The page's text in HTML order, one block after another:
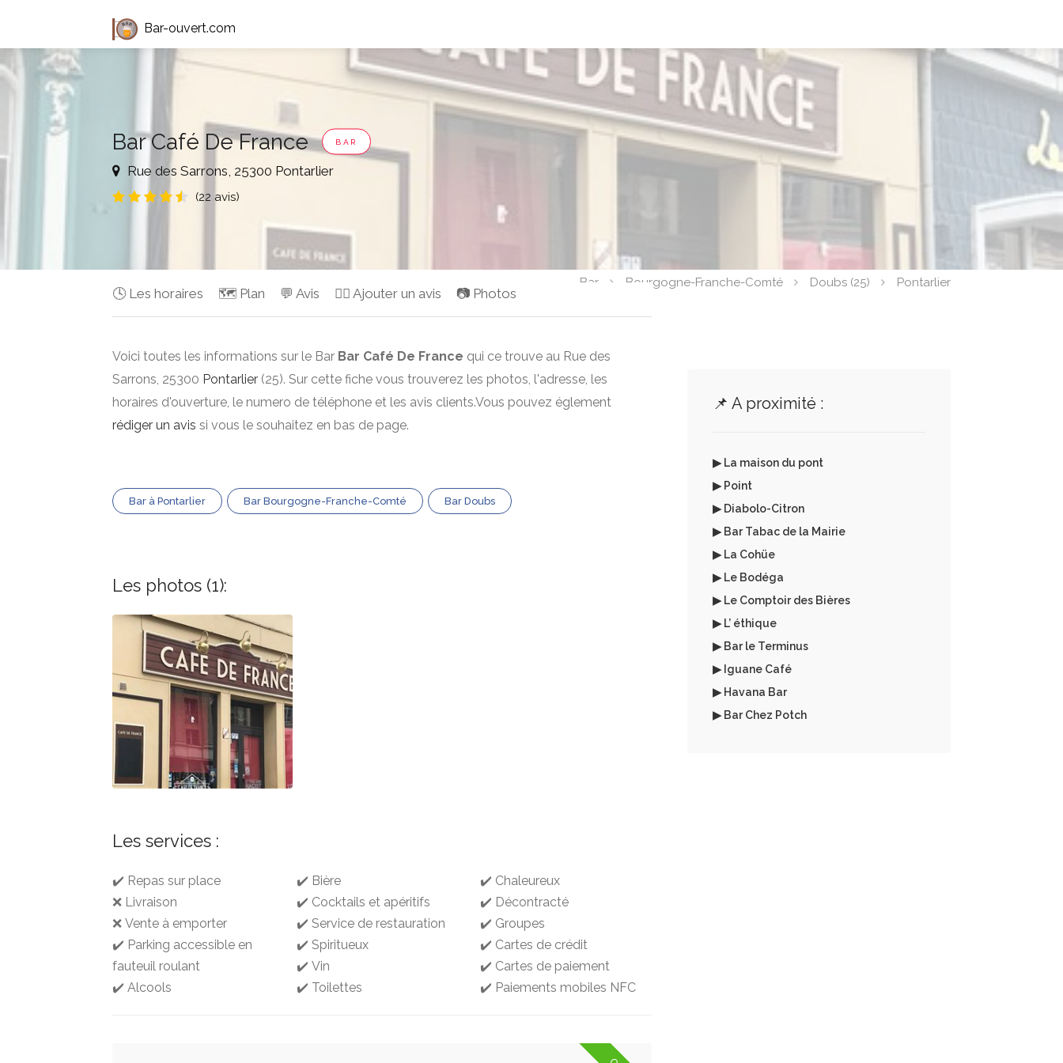
Bar-ouvert.com
Bar Café De France BAR
Rue des Sarrons, 25300 Pontarlier
(22 avis)
Bar Bourgogne-Franche-Comté Doubs (25) Pontarlier
🕓 Les horaires 🗺️ Plan 💬 Avis ✍🏻 Ajouter un avis 📷 Photos
Voici toutes les informations sur le Bar Bar Café De France qui ce trouve au Rue des
Sarrons, 25300 Pontarlier (25). Sur cette fiche vous trouverez les photos, l'adresse, les
horaires d'ouverture, le numero de téléphone et les avis clients.Vous pouvez églement
rédiger un avis si vous le souhaitez en bas de page.
Bar à Pontarlier Bar Bourgogne-Franche-Comté Bar Doubs
Les photos (1):
Les services :
✔️ Repas sur place
❌ Livraison
❌ Vente à emporter
✔️ Parking accessible en
fauteuil roulant
✔️ Alcools
✔️ Bière
✔️ Cocktails et apéritifs
✔️ Service de restauration
✔️ Spiritueux
✔️ Vin
✔️ Toilettes
✔️ Chaleureux
✔️ Décontracté
✔️ Groupes
✔️ Cartes de crédit
✔️ Cartes de paiement
✔️ Paiements mobiles NFC
📌 A proximité :
▶ La maison du pont
▶ Point
▶ Diabolo-Citron
▶ Bar Tabac de la Mairie
▶ La Cohüe
▶ Le Bodéga
▶ Le Comptoir des Bières
▶ L’ éthique
▶ Bar le Terminus
▶ Iguane Café
▶ Havana Bar
▶ Bar Chez Potch